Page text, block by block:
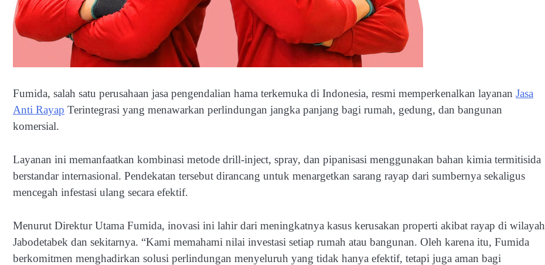
Fumida, salah satu perusahaan jasa pengendalian hama terkemuka di Indonesia, resmi memperkenalkan layanan Jasa
Anti Rayap Terintegrasi yang menawarkan perlindungan jangka panjang bagi rumah, gedung, dan bangunan
komersial.
Layanan ini memanfaatkan kombinasi metode drill-inject, spray, dan pipanisasi menggunakan bahan kimia termitisida
berstandar internasional. Pendekatan tersebut dirancang untuk menargetkan sarang rayap dari sumbernya sekaligus
mencegah infestasi ulang secara efektif.
Menurut Direktur Utama Fumida, inovasi ini lahir dari meningkatnya kasus kerusakan properti akibat rayap di wilayah
Jabodetabek dan sekitarnya. “Kami memahami nilai investasi setiap rumah atau bangunan. Oleh karena itu, Fumida
berkomitmen menghadirkan solusi perlindungan menyeluruh yang tidak hanya efektif, tetapi juga aman bagi